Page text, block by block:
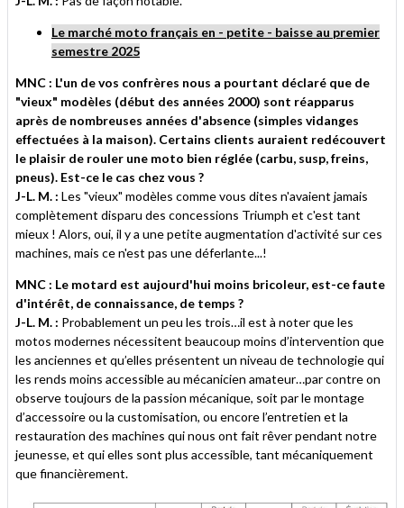
Le marché moto français en - petite - baisse au premier
semestre 2025
MNC : L'un de vos confrères nous a pourtant déclaré que de
"vieux" modèles (début des années 2000) sont réapparus
après de nombreuses années d'absence (simples vidanges
effectuées à la maison). Certains clients auraient redécouvert
le plaisir de rouler une moto bien réglée (carbu, susp, freins,
pneus). Est-ce le cas chez vous ?
J-L. M. : Les "vieux" modèles comme vous dites n'avaient jamais
complètement disparu des concessions Triumph et c'est tant
mieux ! Alors, oui, il y a une petite augmentation d'activité sur ces
machines, mais ce n'est pas une déferlante...!
MNC : Le motard est aujourd'hui moins bricoleur, est-ce faute
d'intérêt, de connaissance, de temps ?
J-L. M. : Probablement un peu les trois…il est à noter que les
motos modernes nécessitent beaucoup moins d’intervention que
les anciennes et qu’elles présentent un niveau de technologie qui
les rends moins accessible au mécanicien amateur…par contre on
observe toujours de la passion mécanique, soit par le montage
d’accessoire ou la customisation, ou encore l’entretien et la
restauration des machines qui nous ont fait rêver pendant notre
jeunesse, et qui elles sont plus accessible, tant mécaniquement
que financièrement.